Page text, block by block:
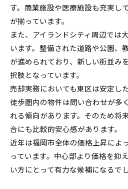
す。商業施設や医療施設も充実し
が揃っています。
また、アイランドシティ周辺では
います。整備された道路や公園、
が進められており、新しい街並み
択肢となっています。
売却実務においても東区は安定し
徒歩圏内の物件は問い合わせが多
れる傾向があります。そのため将
合にも比較的安心感があります。
近年は福岡市全体の価格上昇によ
っています。中心部より価格を抑
い方にとって有力な候補になるでし